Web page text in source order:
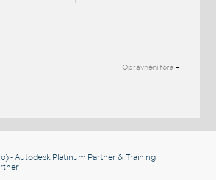
Oprávnění fóra
- Autodesk Platinum Partner & Training